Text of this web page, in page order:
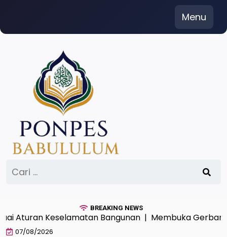
content
Menu
untuk:
BREAKING NEWS
Keselamatan Bangunan |Membuka Gerbang
07/08/2026